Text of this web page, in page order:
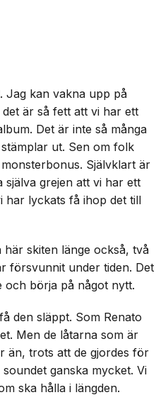
Jag kan vakna upp på
är så fett att vi har ett
Det är inte så många
ut. Sen om folk
Självklart är
själva grejen att vi har ett
har lyckats få ihop det till
här skiten länge också, två
försvunnit under tiden. Det
och börja på något nytt.
den släppt. Som Renato
Men de låtarna som är
än, trots att de gjordes för
ganska mycket. Vi
ska hålla i längden.